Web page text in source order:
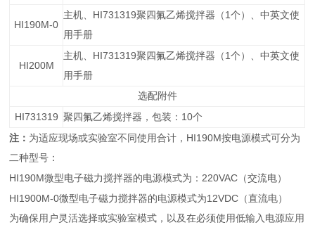
HI190M-0
主机、 HI731319聚四氟乙烯搅拌器（ 1个）、中英文使
用手册
HI200M
主机、 HI731319聚四氟乙烯搅拌器（ 1个）、中英文使
用手册
选配附件
HI731319 聚四氟乙烯搅拌器，包装： 10个
注： 为适应现场或实验室不同使用合计， HI190M按电源模式可分为
二种型号：
HI190M微型电子磁力搅拌器的电源模式为：220VAC （交流电）
HI1900M-0微型电子磁力搅拌器的电源模式为12VDC （直流电）
为确保用户灵活选择或实验室模式，以及在必须使用低输入电源应用